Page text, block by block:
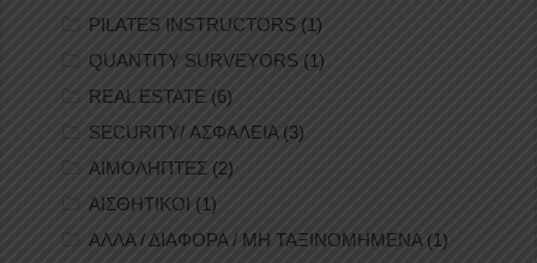
PILATES INSTRUCTORS (1)
QUANTITY SURVEYORS (1)
REAL ESTATE (6)
SECURITY/ ΑΣΦΑΛΕΙΑ(3)
ΑΙΜΟΛΗΠΤΕΣ (2)
ΑΙΣΘΗΤΙΚΟΙ (1)
ΑΛΛΑ / ΔΙΑΦΟΡΑ / ΜΗ ΤΑΞΙΝΟΜΗΜΕΝΑ(1)